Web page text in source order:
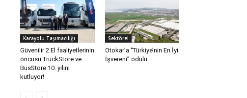
Karayolu Taşımacılığı
Güvenilir 2.El faaliyetlerinin
öncüsü TruckStore ve
BusStore 10. yılını
kutluyor!
Sektörel
Otokar’a “Türkiye’nin En İyi
İşvereni” ödülü